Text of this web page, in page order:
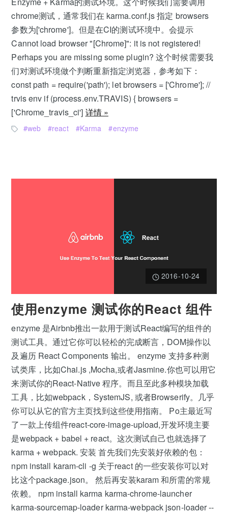
chrome测试，通常我们在 karma.conf.js 指定 browsers
参数为['chrome']。但是在CI的测试环境中。会提示
Cannot load browser "[Chrome]": it is not registered!
Perhaps you are missing some plugin? 这个时候需要我
们对测试环境做个判断重新指定浏览器，参考如下：
const path = require('path'); let browsers = ['Chrome']; //
trvis env if (process.env.TRAVIS) { browsers =
['Chrome_travis_ci'] 详情 »
web react Karma enzyme
2016-10-24
使用enzyme 测试你的React 组件
enzyme 是Airbnb推出一款用于测试React编写的组件的
测试工具。通过它你可以轻松的完成断言，DOM操作以
及遍历 React Components 输出。 enzyme 支持多种测
试类库，比如Chai.js ,Mocha,或者Jasmine.你也可以用它
来测试你的React-Native 程序。而且至此多种模块加载
工具，比如webpack，SystemJS, 或者Browserify。几乎
你可以从它的官方主页找到这些使用指南。 Po主最近写
了一款上传组件react-core-image-upload,开发环境主要
是webpack + babel + react。这次测试自己也就选择了
karma + webpack. 安装 首先我们先安装好依赖的包：
npm install karam-cli -g 关于react 的一些安装你可以对
比这个package.json。 然后再安装karam 和所需的常规
依赖。 npm install karma karma-chrome-launcher
karma-sourcemap-loader karma-webpack json-loader --